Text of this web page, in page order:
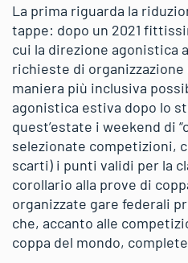
La prima riguarda la
tappe: dopo un 2021
cui la direzione agonistica
richieste di
maniera più inclusiva
agonistica estiva dopo lo
quest’estate i weekend di
selezionate competizioni,
scarti) i punti validi per la
corollario alla prove di
organizzate gare federali
che, accanto alle
coppa del mondo,